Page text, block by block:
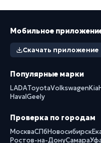
Мобильное
Скачать приложение
Популярные марки
LADAToyotaVolkswagenKia
HavalGeely
Проверка по городам
МоскваСПбНовосибирск
Ростов-на-ДонуСамара